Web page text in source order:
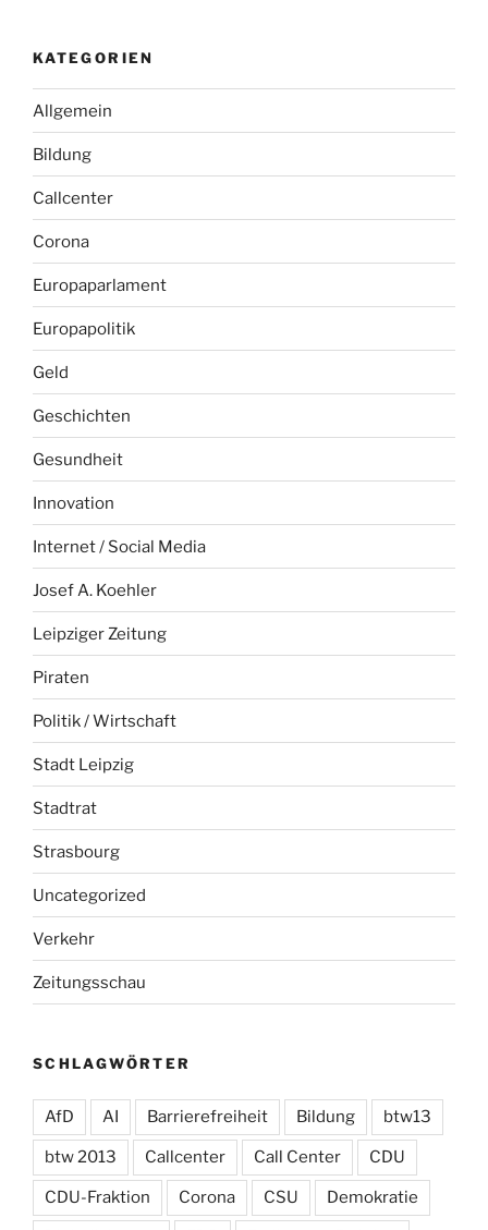
KATEGORIEN
Allgemein
Bildung
Callcenter
Corona
Europaparlament
Europapolitik
Geld
Geschichten
Gesundheit
Innovation
Internet / Social Media
Josef A. Koehler
Leipziger Zeitung
Piraten
Politik / Wirtschaft
Stadt Leipzig
Stadtrat
Strasbourg
Uncategorized
Verkehr
Zeitungsschau
SCHLAGWÖRTER
AfD AI Barrierefreiheit Bildung btw13
btw 2013 Callcenter Call Center CDU
CDU-Fraktion Corona CSU Demokratie